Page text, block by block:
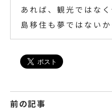
あれば、観光ではな
島移住も夢ではない
前の記事